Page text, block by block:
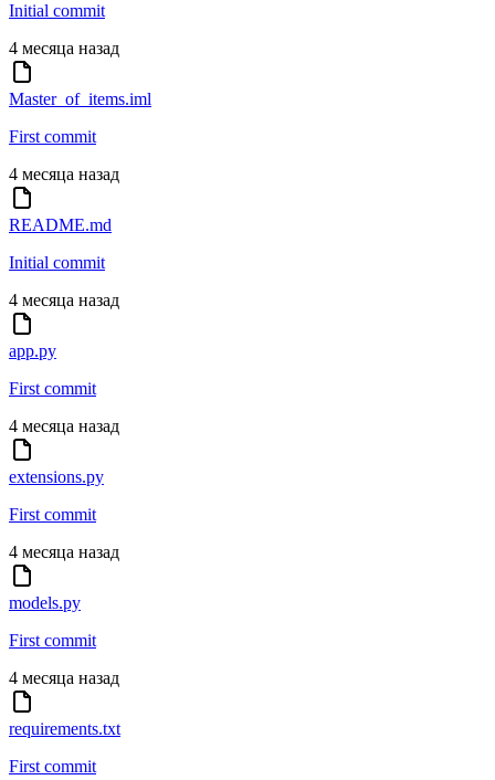
Initial commit
4 месяца назад
Master_of_items.iml
First commit
4 месяца назад
README.md
Initial commit
4 месяца назад
app.py
First commit
4 месяца назад
extensions.py
First commit
4 месяца назад
models.py
First commit
4 месяца назад
requirements.txt
First commit